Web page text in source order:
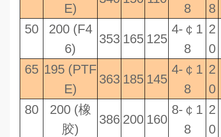
E)
8
8
50
200 (F4
6)
353 165 125
4- ￠ 1
8
2
0
65 195 (PTF
E)
363 185 145
4- ￠ 1
8
2
0
80 200 (橡
胶)
386 200 160
8- ￠ 1
8
2
0